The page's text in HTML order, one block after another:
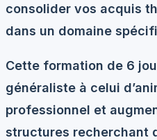
consolider vos acquis
dans un domaine
Cette formation de 6
généraliste à celui
professionnel et
structures recherchant